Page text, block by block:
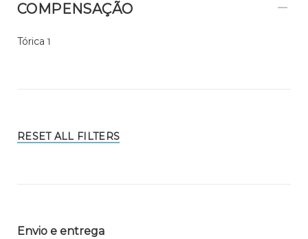
COMPENSAÇÃO
Tórica 1
RESET ALL FILTERS
Envio e entrega